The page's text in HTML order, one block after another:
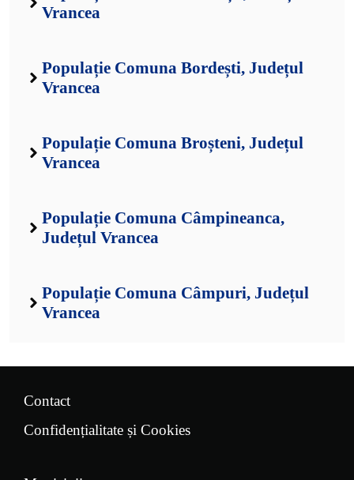
Vrancea
Populație Comuna Bordești, Județul
Vrancea
Populație Comuna Broșteni, Județul
Vrancea
Populație Comuna Câmpineanca,
Județul Vrancea
Populație Comuna Câmpuri, Județul
Vrancea
Contact
Confidențialitate și Cookies